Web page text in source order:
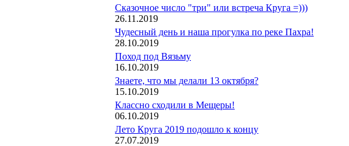
Сказочное число "три" или встреча Круга =)))
26.11.2019
Чудесный день и наша прогулка по реке Пахра!
28.10.2019
Поход под Вязьму
16.10.2019
Знаете, что мы делали 13 октября?
15.10.2019
Классно сходили в Мещеры!
06.10.2019
Лето Круга 2019 подошло к концу
27.07.2019